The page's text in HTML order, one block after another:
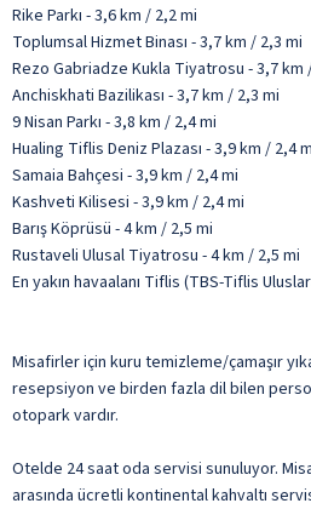
Rike Parkı - 3,6 km / 2,2 mi
Toplumsal Hizmet Binası - 3,7 km / 2,3 mi
Rezo Gabriadze Kukla Tiyatrosu - 3,7 km
Anchiskhati Bazilikası - 3,7 km / 2,3 mi
9 Nisan Parkı - 3,8 km / 2,4 mi
Hualing Tiflis Deniz Plazası - 3,9 km / 2,4
Samaia Bahçesi - 3,9 km / 2,4 mi
Kashveti Kilisesi - 3,9 km / 2,4 mi
Barış Köprüsü - 4 km / 2,5 mi
Rustaveli Ulusal Tiyatrosu - 4 km / 2,5 mi
En yakın havaalanı Tiflis (TBS-Tiflis
Misafirler için kuru temizleme/çamaşır
resepsiyon ve birden fazla dil bilen
otopark vardır.
Otelde 24 saat oda servisi sunuluyor.
arasında ücretli kontinental kahvaltı